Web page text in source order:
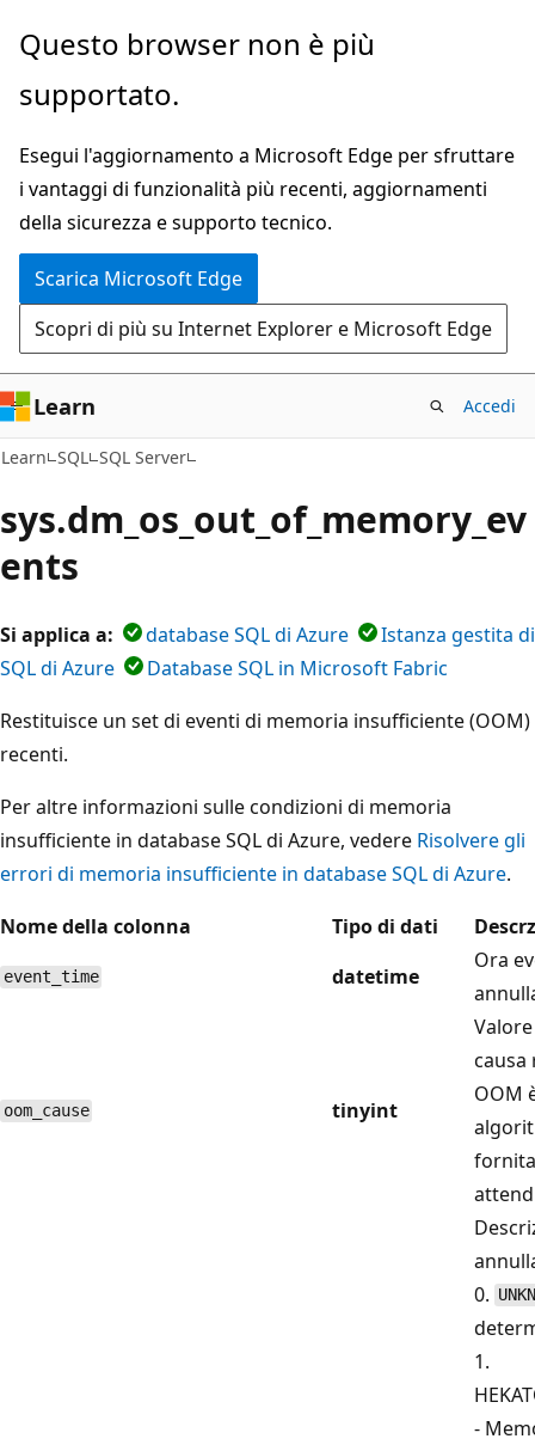
Ignora
passa
contenuto
principale
Questo browser non è più
supportato.
Esegui l'aggiornamento a Microsoft Edge per sfruttare
i vantaggi di funzionalità più recenti, aggiornamenti
della sicurezza e supporto tecnico.
Scarica Microsoft Edge
Scopri di più su Internet Explorer e Microsoft Edge
Learn Accedi
Learn SQL SQL Server
sys.dm_os_out_of_memory_ev
ents
Si applica a: database SQL di Azure
Istanza gestita di
SQL di Azure
Database SQL in Microsoft Fabric
Restituisce un set di eventi di memoria insufficiente (OOM)
recenti.
Per altre informazioni sulle condizioni di memoria
insufficiente in database SQL di Azure, vedere Risolvere gli
errori di memoria insufficiente in database SQL di Azure.
Nome della colonna
Tipo di dati
event_time datetime
Ora
oom_cause tinyint
causa
OOM
0.
1.
-